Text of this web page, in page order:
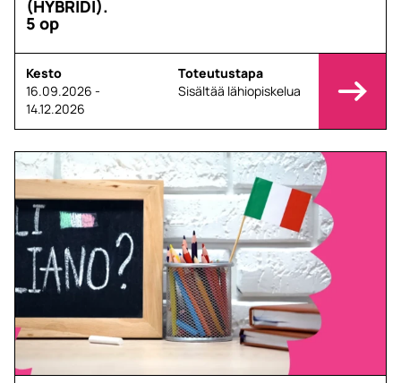
(HYBRIDI).
5 op
Kesto
16.09.2026 -
14.12.2026
Toteutustapa
Sisältää lähiopiskelua